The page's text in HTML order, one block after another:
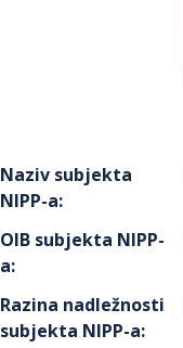
Naziv subjekta
NIPP-a:
OIB subjekta NIPP-
a:
Razina nadležnosti
subjekta NIPP-a: